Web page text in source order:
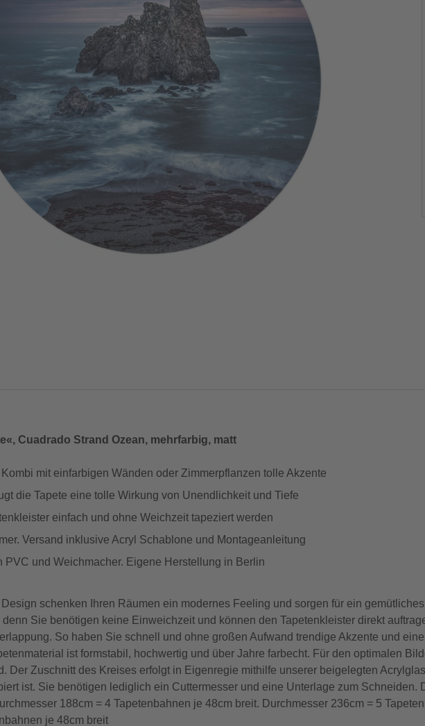
Cuadrado Strand Ozean, mehrfarbig, matt
mit einfarbigen Wänden oder Zimmerpflanzen tolle Akzente
die Tapete eine tolle Wirkung von Unendlichkeit und Tiefe
einfach und ohne Weichzeit tapeziert werden
Versand inklusive Acryl Schablone und Montageanleitung
PVC und Weichmacher. Eigene Herstellung in Berlin
schenken Ihren Räumen ein modernes Feeling und sorgen für ein
Sie benötigen keine Einweichzeit und können den Tapetenkleister direkt
So haben Sie schnell und ohne großen Aufwand trendige Akzente und
ist formstabil, hochwertig und über Jahre farbecht. Für den optimalen
Der Zuschnitt des Kreises erfolgt in Eigenregie mithilfe unserer beigelegten
ist. Sie benötigen lediglich ein Cuttermesser und eine Unterlage zum Schneiden.
188cm = 4 Tapetenbahnen je 48cm breit. Durchmesser 236cm = 5
je 48cm breit